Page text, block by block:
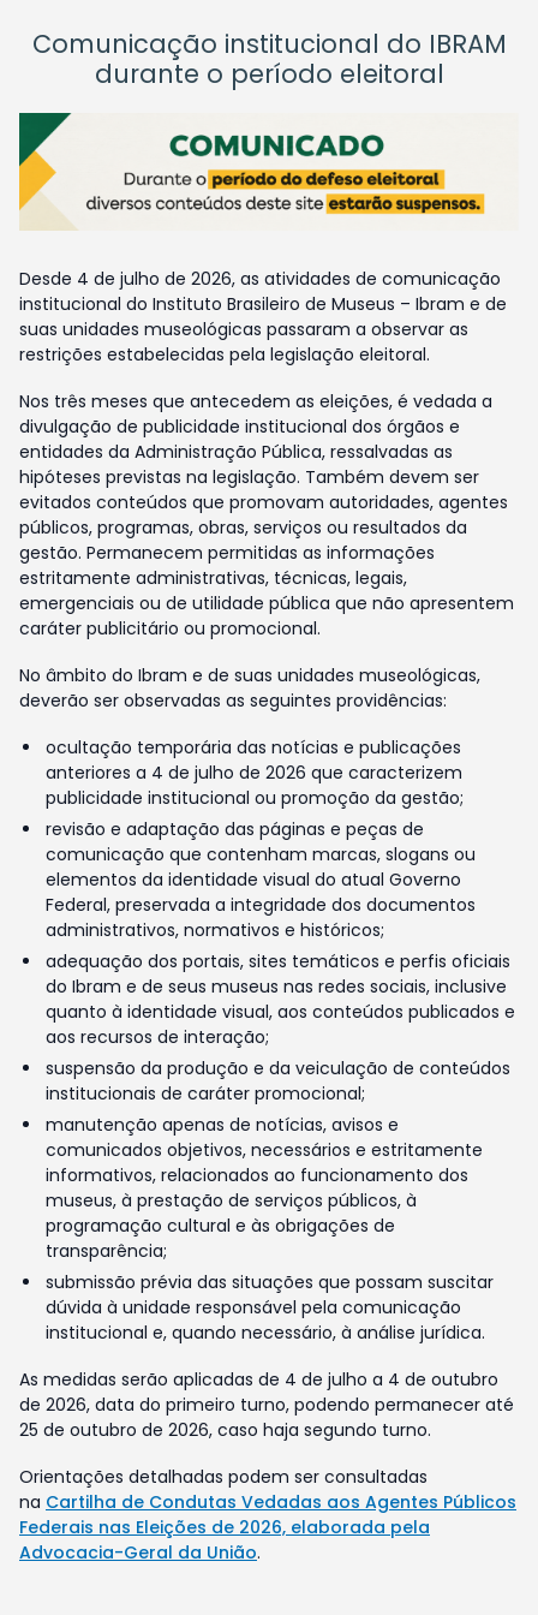
Comunicação institucional do IBRAM
durante o período eleitoral
Desde 4 de julho de 2026, as atividades de comunicação
institucional do Instituto Brasileiro de Museus – Ibram e de
suas unidades museológicas passaram a observar as
restrições estabelecidas pela legislação eleitoral.
Nos três meses que antecedem as eleições, é vedada a
divulgação de publicidade institucional dos órgãos e
entidades da Administração Pública, ressalvadas as
hipóteses previstas na legislação. Também devem ser
evitados conteúdos que promovam autoridades, agentes
públicos, programas, obras, serviços ou resultados da
gestão. Permanecem permitidas as informações
estritamente administrativas, técnicas, legais,
emergenciais ou de utilidade pública que não apresentem
caráter publicitário ou promocional.
No âmbito do Ibram e de suas unidades museológicas,
deverão ser observadas as seguintes providências:
ocultação temporária das notícias e publicações
anteriores a 4 de julho de 2026 que caracterizem
publicidade institucional ou promoção da gestão;
revisão e adaptação das páginas e peças de
comunicação que contenham marcas, slogans ou
elementos da identidade visual do atual Governo
Federal, preservada a integridade dos documentos
administrativos, normativos e históricos;
adequação dos portais, sites temáticos e perfis oficiais
do Ibram e de seus museus nas redes sociais, inclusive
quanto à identidade visual, aos conteúdos publicados e
aos recursos de interação;
suspensão da produção e da veiculação de conteúdos
institucionais de caráter promocional;
manutenção apenas de notícias, avisos e
comunicados objetivos, necessários e estritamente
informativos, relacionados ao funcionamento dos
museus, à prestação de serviços públicos, à
programação cultural e às obrigações de
transparência;
submissão prévia das situações que possam suscitar
dúvida à unidade responsável pela comunicação
institucional e, quando necessário, à análise jurídica.
As medidas serão aplicadas de 4 de julho a 4 de outubro
de 2026, data do primeiro turno, podendo permanecer até
25 de outubro de 2026, caso haja segundo turno.
Orientações detalhadas podem ser consultadas
na Cartilha de Condutas Vedadas aos Agentes Públicos
Federais nas Eleições de 2026, elaborada pela
Advocacia-Geral da União.